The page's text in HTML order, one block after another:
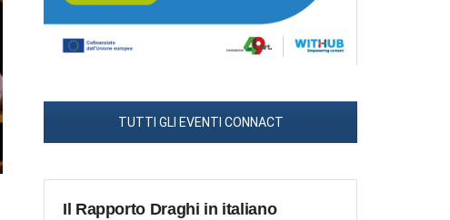
TUTTI GLI EVENTI CONNACT
Il Rapporto Draghi in italiano